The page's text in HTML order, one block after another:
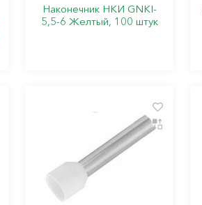
Наконечник НКИ GNKI-
5,5-6 Желтый, 100 штук